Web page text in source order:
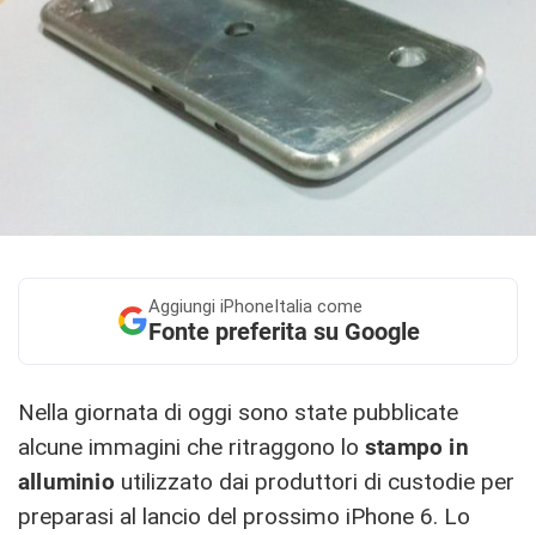
Aggiungi iPhoneItalia come
Fonte preferita su Google
Nella giornata di oggi sono state pubblicate
alcune immagini che ritraggono lo stampo in
alluminio utilizzato dai produttori di custodie per
preparasi al lancio del prossimo iPhone 6. Lo